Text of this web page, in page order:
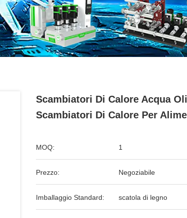
Scambiatori Di Calore Acqua
Scambiatori Di Calore Per
MOQ: 1
Prezzo: Negoziabile
Imballaggio Standard: scatola di legno